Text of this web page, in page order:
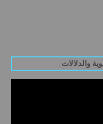
والدلالات